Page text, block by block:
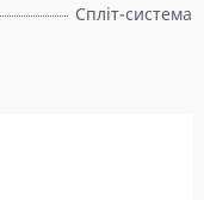
Спліт-система